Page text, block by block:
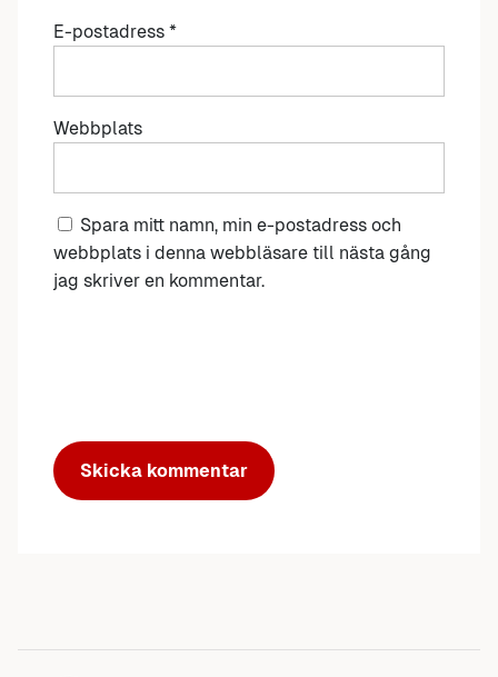
E-postadress *
Webbplats
Spara mitt namn, min e-postadress och
webbplats i denna webbläsare till nästa gång
jag skriver en kommentar.